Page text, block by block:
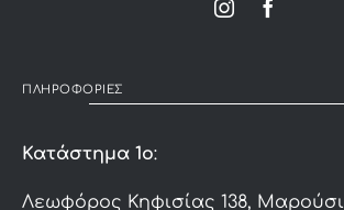
ΠΛΗΡΟΦΟΡΙΕΣ
Κατάστημα 1ο:
Λεωφόρος Κηφισίας 138, Μαρούσι